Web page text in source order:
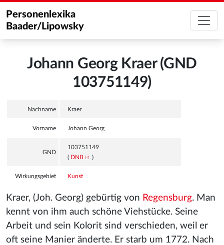
Personenlexika
Baader/Lipowsky
Johann Georg Kraer (GND
103751149)
Nachname Kraer
Vorname Johann Georg
GND
103751149
( DNB )
Wirkungsgebiet Kunst
Kraer, (Joh. Georg) gebürtig von Regensburg. Man
kennt von ihm auch schöne Viehstücke. Seine
Arbeit und sein Kolorit sind verschieden, weil er
oft seine Manier änderte. Er starb um 1772. Nach